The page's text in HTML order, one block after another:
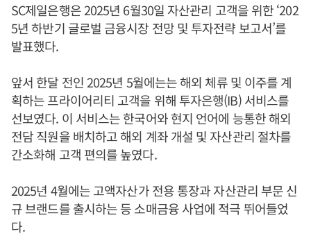
SC제일은행은 2025년 6월30일 자산관리 고객을 위한 ‘202
5년 하반기 글로벌 금융시장 전망 및 투자전략 보고서’를
발표했다.
앞서 한달 전인 2025년 5월에는는 해외 체류 및 이주를 계
획하는 프라이어리티 고객을 위해 투자은행(IB) 서비스를
선보였다. 이 서비스는 한국어와 현지 언어에 능통한 해외
전담 직원을 배치하고 해외 계좌 개설 및 자산관리 절차를
간소화해 고객 편의를 높였다.
2025년 4월에는 고액자산가 전용 통장과 자산관리 부문 신
규 브랜드를 출시하는 등 소매금융 사업에 적극 뛰어들었
다.